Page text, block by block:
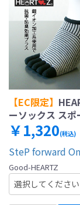
【EC限定】
ーソックス ス
￥1,320(税込)
SteP forward
Good-HEARTZ